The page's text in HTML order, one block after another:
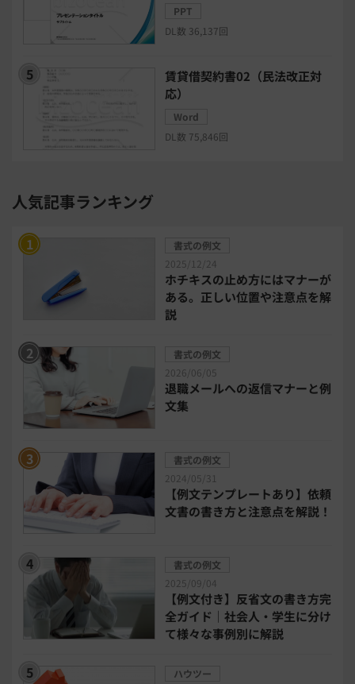
リモートアクセスツール
電子請求書システム 人事評価システム
給与計算システム eラーニングシステム
勤怠管理システム
健康管理システム
電子契約システム 会計業務システム
2026年トレンド ビジネススキル
DX・デジタル化 電子帳簿保存法
民法改正対応書式テンプレート
bizoceanお勧め動画
タイアップ
ニューノーマル時代における企業のあり方
PPT
DL数 36,137回
賃貸借契約書02（民法改正対
応）
Word
DL数 75,846回
人気記事ランキング
書式の例文
2025/12/24
ホチキスの止め方にはマナーが
ある。正しい位置や注意点を解
説
書式の例文
2026/06/05
退職メールへの返信マナーと例
文集
書式の例文
2024/05/31
【例文テンプレートあり】依頼
文書の書き方と注意点を解説！
書式の例文
2025/09/04
【例文付き】反省文の書き方完
全ガイド｜社会人・学生に分け
て様々な事例別に解説
ハウツー